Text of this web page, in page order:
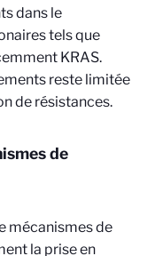
dans le
tels que
KRAS.
reste limitée
de résistances.
de
mécanismes de
la prise en